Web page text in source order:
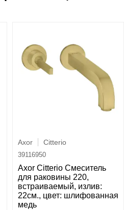
Axor Citterio
39116950
Axor Citterio Смеситель
для раковины 220,
встраиваемый, излив:
22см., цвет: шлифованная
медь